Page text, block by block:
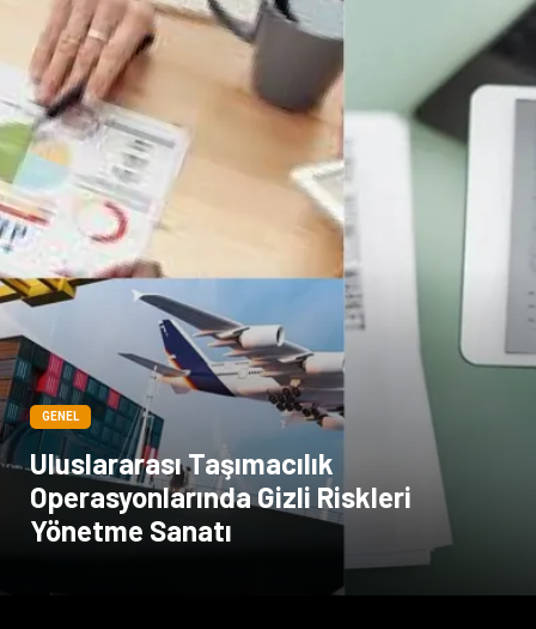
GENEL
Uluslararası Taşımacılık
Operasyonlarında Gizli Riskleri
Yönetme Sanatı